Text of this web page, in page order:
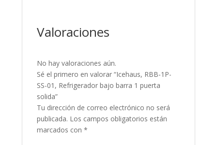
Valoraciones
No hay valoraciones aún.
Sé el primero en valorar “Icehaus, RBB-1P-
SS-01, Refrigerador bajo barra 1 puerta
solida”
Tu dirección de correo electrónico no será
publicada. Los campos obligatorios están
marcados con *